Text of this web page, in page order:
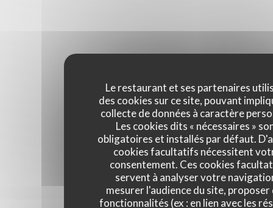
Le restaurant et ses partenaires
des cookies sur ce site, pouvant
collecte de données à caractère
Les cookies dits « nécessaires »
obligatoires et installés par défaut.
cookies facultatifs nécessitent
consentement. Ces cookies
servent à analyser votre
mesurer l'audience du site, proposer
fonctionnalités (ex : en lien avec les